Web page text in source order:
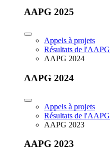
AAPG 2025
Appels à projets
Résultats de l'AAPG
AAPG 2024
AAPG 2024
Appels à projets
Résultats de l'AAPG
AAPG 2023
AAPG 2023